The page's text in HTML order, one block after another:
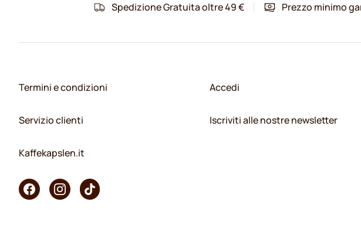
Spedizione Gratuita oltre 49 € Prezzo minimo
Termini e condizioni
Servizio clienti
Kaffekapslen.it
Accedi
Iscriviti alle nostre newsletter